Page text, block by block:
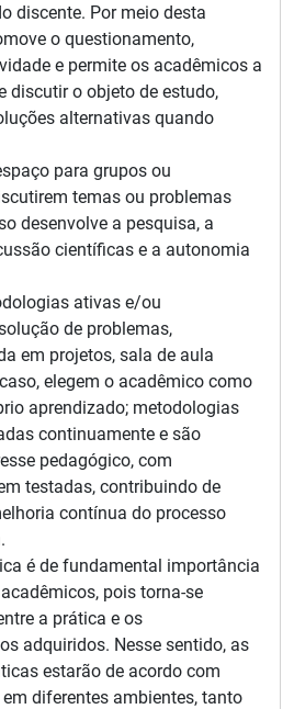
discente. Por meio desta
o questionamento,
e permite os acadêmicos a
discutir o objeto de estudo,
alternativas quando
para grupos ou
temas ou problemas
desenvolve a pesquisa, a
científicas e a autonomia
ativas e/ou
de problemas,
em projetos, sala de aula
elegem o acadêmico como
aprendizado; metodologias
continuamente e são
pedagógico, com
testadas, contribuindo de
contínua do processo
é de fundamental importância
pois torna-se
a prática e os
adquiridos. Nesse sentido, as
estarão de acordo com
diferentes ambientes, tanto